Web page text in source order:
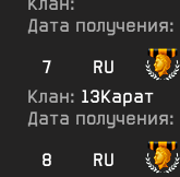
Дата получения:
7
RU
Клан: 13Карат
Дата получения:
8
RU